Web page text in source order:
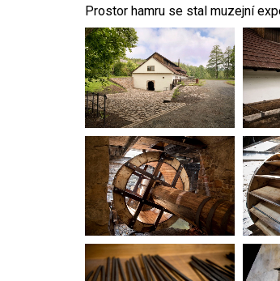
Prostor hamru se stal muzejní